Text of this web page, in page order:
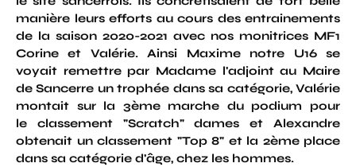
manière leurs efforts au cours des entrainements
de la saison 2020-2021 avec nos monitrices MF1
Corine et Valérie. Ainsi Maxime notre U16 se
voyait remettre par Madame l'adjoint au Maire
de Sancerre un trophée dans sa catégorie, Valérie
montait sur la 3ème marche du podium pour
le classement "Scratch" dames et Alexandre
obtenait un classement "Top 8" et la 2ème place
dans sa catégorie d'âge, chez les hommes.